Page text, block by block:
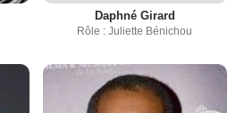
Daphné Girard
Rôle : Juliette Bénichou